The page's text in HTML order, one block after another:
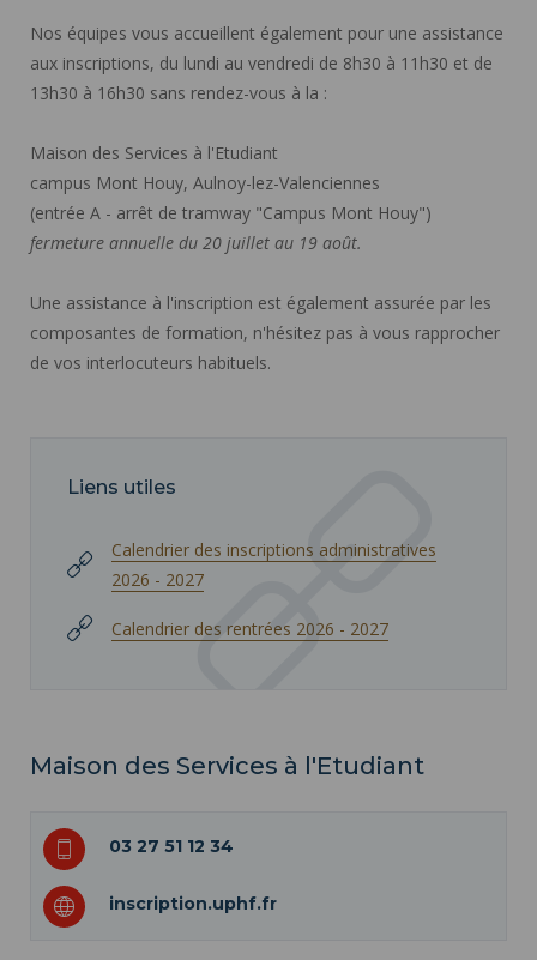
Nos équipes vous accueillent également pour une assistance
aux inscriptions, du lundi au vendredi de 8h30 à 11h30 et de
13h30 à 16h30 sans rendez-vous à la :
Maison des Services à l'Etudiant
campus Mont Houy, Aulnoy-lez-Valenciennes
(entrée A - arrêt de tramway "Campus Mont Houy")
fermeture annuelle du 20 juillet au 19 août.
Une assistance à l'inscription est également assurée par les
composantes de formation, n'hésitez pas à vous rapprocher
de vos interlocuteurs habituels.
Liens utiles
Calendrier des inscriptions administratives
2026 - 2027
Calendrier des rentrées 2026 - 2027
Maison des Services à l'Etudiant
03 27 51 12 34
inscription.uphf.fr